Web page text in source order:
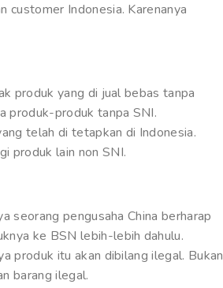
customer Indonesia. Karenanya
produk yang di jual bebas tanpa
produk-produk tanpa SNI.
telah di tetapkan di Indonesia.
produk lain non SNI.
seorang pengusaha China berharap
ke BSN lebih-lebih dahulu.
produk itu akan dibilang ilegal. Bukan
barang ilegal.